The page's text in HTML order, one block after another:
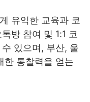
유익한 교육과 코
방 참여 및 1:1 코
있으며, 부산, 울
한 통찰력을 얻는